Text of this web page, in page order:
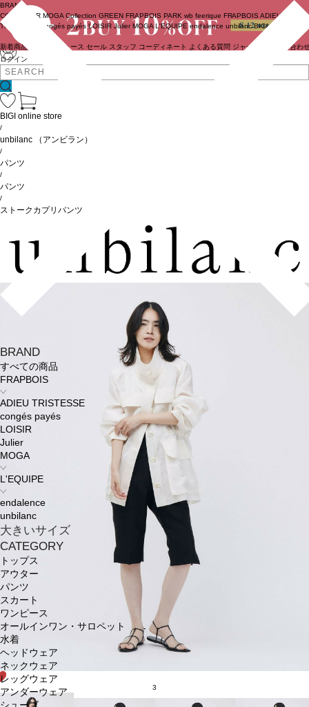
ログイン
BRAND
COUTURIER MOGA Collection GREEN FRAPBOIS PARK wb feerique FRAPBOIS ADIEU
TRISTESSE
congés payés LOISIR Julier MOGA L'EQUIPE endalence unbilanc BIGI online store
新着商品 ニュース セール スタッフ コーディネート よくある質問 ジャーナル お問い合わ
BRAND
すべての商品
FRAPBOIS
ADIEU TRISTESSE
congés payés
LOISIR
Julier
MOGA
L'EQUIPE
endalence
unbilanc
大きいサイズ
CATEGORY
トップス
アウター
パンツ
スカート
ワンピース
オールインワン・サロペット
水着
ヘッドウェア
ネックウェア
レッグウェア
アンダーウェア
BIGI online store
/
unbilanc （アンビラン）
/
パンツ
/
パンツ
/
ストークカプリパンツ
3